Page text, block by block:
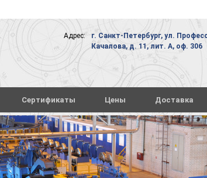
Адрес:
г. Санкт-Петербург, ул.
Качалова, д. 11, лит. А, оф. 306
Сертификаты Цены Доставка